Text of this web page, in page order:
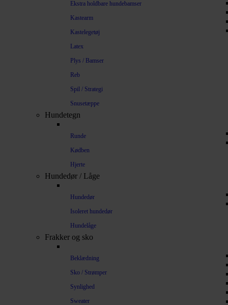
Ekstra holdbare hundebamser
Kastearm
Kastelegetøj
Latex
Plys / Bamser
Reb
Spil / Strategi
Snusetæppe
Hundetegn
Runde
Kødben
Hjerte
Hundedør / Låge
Hundedør
Isoleret hundedør
Hundelåge
Frakker og sko
Beklædning
Sko / Strømper
Synlighed
Sweater